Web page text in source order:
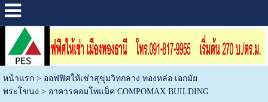
หน้าแรก> ออฟฟิศให้เช่าสุขุมวิทกลาง ทองหล่อ เอกมัย
พระโขนง > อาคารคอมโพแม็ค COMPOMAX BUILDING